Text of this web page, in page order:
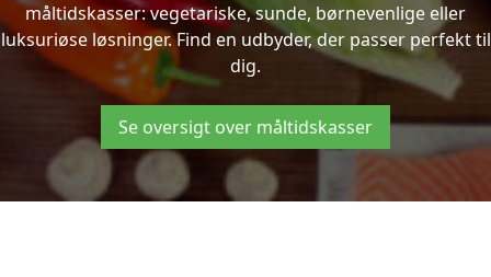
måltidskasser: vegetariske, sunde, børnevenlige eller
luksuriøse løsninger. Find en udbyder, der passer perfekt til
dig.
Se oversigt over måltidskasser